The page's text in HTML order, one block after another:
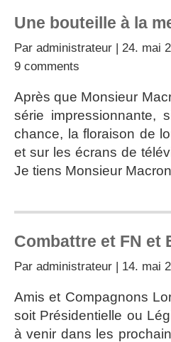
Une bouteille à la
Par administrateur | 24. mai
9 comments
Après que Monsieur
série impressionnante,
chance, la floraison de
et sur les écrans de
Je tiens Monsieur
Combattre et FN et
Par administrateur | 14. mai
Amis et Compagnons
soit Présidentielle ou
à venir dans les